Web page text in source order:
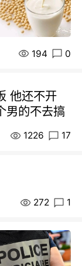
194 0
他还不开
男的不去搞
1226 17
272 1